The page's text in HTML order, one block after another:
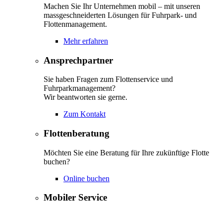
Machen Sie Ihr Unternehmen mobil – mit unseren
massgeschneiderten Lösungen für Fuhrpark- und
Flottenmanagement.
Mehr erfahren
Ansprechpartner
Sie haben Fragen zum Flottenservice und
Fuhrparkmanagement?
Wir beantworten sie gerne.
Zum Kontakt
Flottenberatung
Möchten Sie eine Beratung für Ihre zukünftige Flotte
buchen?
Online buchen
Mobiler Service